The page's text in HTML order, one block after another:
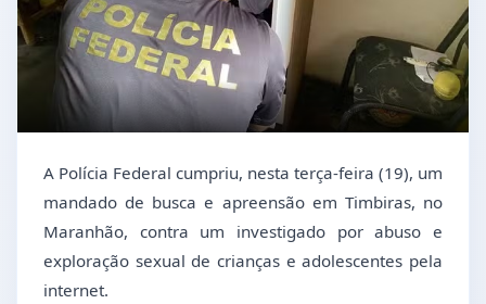
A Polícia Federal cumpriu, nesta terça-feira (19), um
mandado de busca e apreensão em Timbiras, no
Maranhão, contra um investigado por abuso e
exploração sexual de crianças e adolescentes pela
internet.